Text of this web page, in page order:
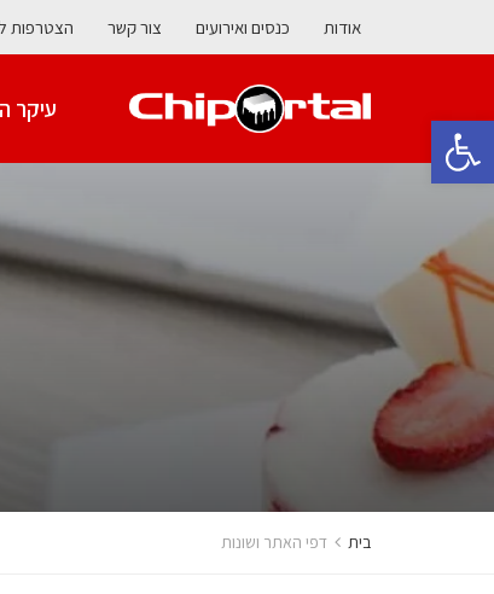
פתח סרגל נגישות
אודות כנסים ואירועים צור קשר הצטרפות
עיקר
בית דפי האתר ושונות